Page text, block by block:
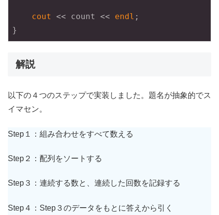
cout << count << endl ;
}
解説
以下の４つのステップで実装しました。題名が抽象的でス
イマセン。
Step１：組み合わせをすべて数える
Step２：配列をソートする
Step３：連続する数と、連続した回数を記録する
Step４：Step３のデータをもとに答えから引く